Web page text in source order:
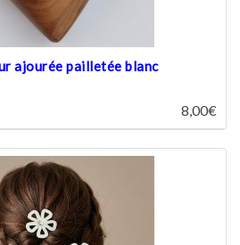
ajourée pailletée blanc
8,00€